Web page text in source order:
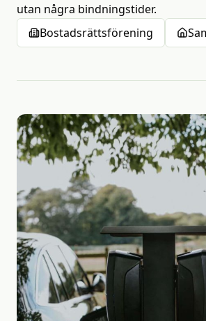
utan några bindningstider.
Bostadsrättsförening
Helhetsansvar